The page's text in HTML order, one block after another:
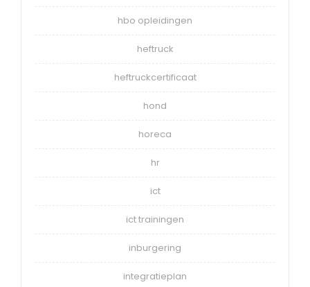
hbo opleidingen
heftruck
heftruckcertificaat
hond
horeca
hr
ict
ict trainingen
inburgering
integratieplan